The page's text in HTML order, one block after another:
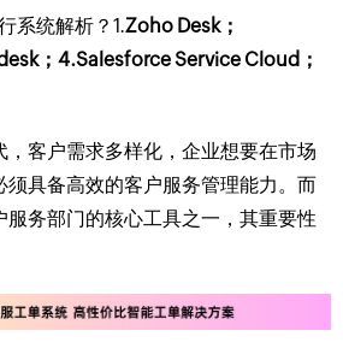
系统解析？1.Zoho Desk；
；4.Salesforce Service Cloud；
客户需求多样化，企业想要在市场
须具备高效的客户服务管理能力。而
务部门的核心工具之一，其重要性